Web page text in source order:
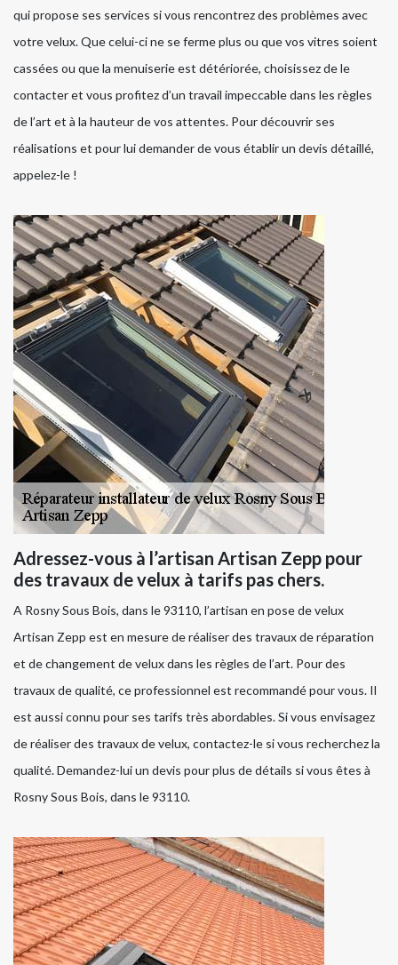
qui propose ses services si vous rencontrez des problèmes avec
votre velux. Que celui-ci ne se ferme plus ou que vos vitres soient
cassées ou que la menuiserie est détériorée, choisissez de le
contacter et vous profitez d’un travail impeccable dans les règles
de l’art et à la hauteur de vos attentes. Pour découvrir ses
réalisations et pour lui demander de vous établir un devis détaillé,
appelez-le !
Adressez-vous à l’artisan Artisan Zepp pour
des travaux de velux à tarifs pas chers.
A Rosny Sous Bois, dans le 93110, l’artisan en pose de velux
Artisan Zepp est en mesure de réaliser des travaux de réparation
et de changement de velux dans les règles de l’art. Pour des
travaux de qualité, ce professionnel est recommandé pour vous. Il
est aussi connu pour ses tarifs très abordables. Si vous envisagez
de réaliser des travaux de velux, contactez-le si vous recherchez la
qualité. Demandez-lui un devis pour plus de détails si vous êtes à
Rosny Sous Bois, dans le 93110.